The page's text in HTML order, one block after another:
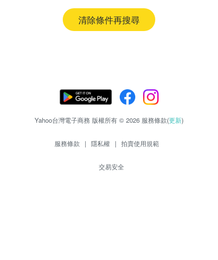
清除條件再搜尋
Yahoo台灣電子商務 版權所有 © 2026 服務條款(更新)
服務條款 | 隱私權 | 拍賣使用規範
交易安全